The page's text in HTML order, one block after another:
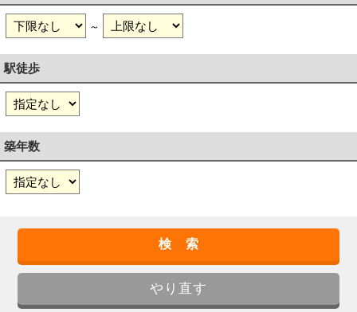
～
駅徒歩
築年数